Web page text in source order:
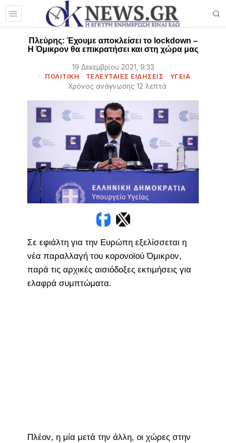
Πλεύρης: Έχουμε αποκλείσει το lockdown –
Η Όμικρον θα επικρατήσει και στη χώρα μας
19 Δεκεμβρίου 2021, 9:33
ΠΟΛΙΤΙΚΗ · ΤΕΛΕΥΤΑΙΕΣ ΕΙΔΗΣΕΙΣ · ΥΓΕΙΑ
Χρόνος ανάγνωσης 12 λεπτά
Σε εφιάλτη για την Ευρώπη εξελίσσεται η
νέα παραλλαγή του κορονοϊού Όμικρον,
παρά τις αρχικές αισιόδοξες εκτιμήσεις για
ελαφρά συμπτώματα.
Πλέον, η μία μετά την άλλη, οι χώρες στην